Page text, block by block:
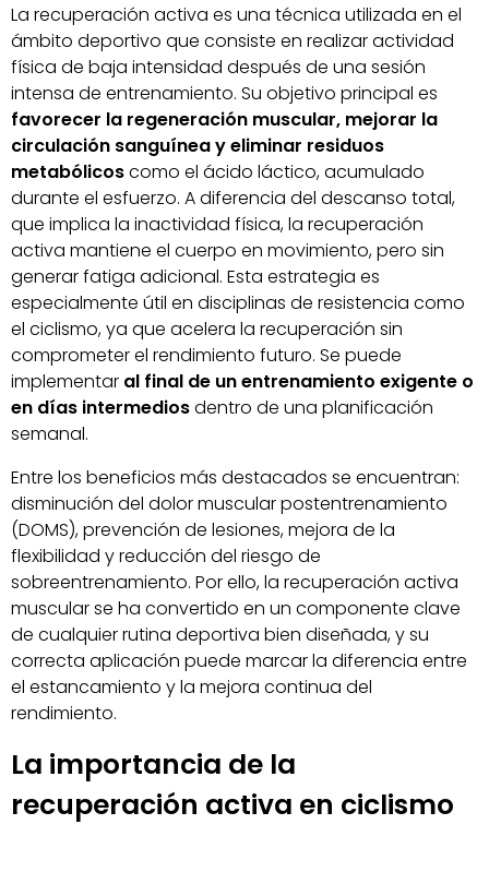
La recuperación activa es una técnica utilizada en el
ámbito deportivo que consiste en realizar actividad
física de baja intensidad después de una sesión
intensa de entrenamiento. Su objetivo principal es
favorecer la regeneración muscular, mejorar la
circulación sanguínea y eliminar residuos
metabólicoscomo el ácido láctico, acumulado
durante el esfuerzo. A diferencia del descanso total,
que implica la inactividad física, la recuperación
activa mantiene el cuerpo en movimiento, pero sin
generar fatiga adicional. Esta estrategia es
especialmente útil en disciplinas de resistencia como
el ciclismo, ya que acelera la recuperación sin
comprometer el rendimiento futuro. Se puede
implementar al final de un entrenamiento exigente o
en días intermediosdentro de una planificación
semanal.
Entre los beneficios más destacados se encuentran:
disminución del dolor muscular postentrenamiento
(DOMS), prevención de lesiones, mejora de la
flexibilidad y reducción del riesgo de
sobreentrenamiento. Por ello, la recuperación activa
muscular se ha convertido en un componente clave
de cualquier rutina deportiva bien diseñada, y su
correcta aplicación puede marcar la diferencia entre
el estancamiento y la mejora continua del
rendimiento.
La importancia de la
recuperación activa en ciclismo